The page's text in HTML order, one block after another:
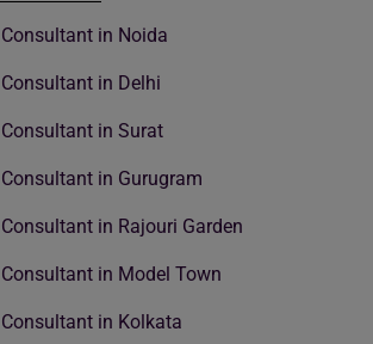
in Noida
in Delhi
in Surat
in Gurugram
in Rajouri Garden
in Model Town
in Kolkata